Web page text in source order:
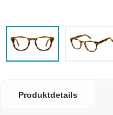
Produktdetails